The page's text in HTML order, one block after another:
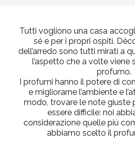
Tutti vogliono una casa
sé e per i propri ospiti.
dell’arredo sono tutti mirati a
l’aspetto che a volte
profumo.
I profumi hanno il potere di
e migliorarne l’ambiente e
modo, trovare le note giuste
essere difficile: noi
considerazione quelle più
abbiamo scelto il